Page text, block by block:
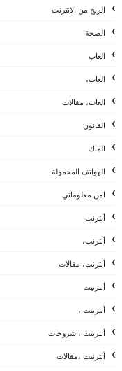
الربح من الانترنت
الصحة
العاب
العاب،
العاب، مقالات
القانون
الماك
الهواتف المحمولة
امن معلوماتي
أنترنت
أنترنت،
أنترنت، مقالات
أنترنيت
أنترنيت ،
أنترنيت ، شروحات
أنترنيت ،مقالات